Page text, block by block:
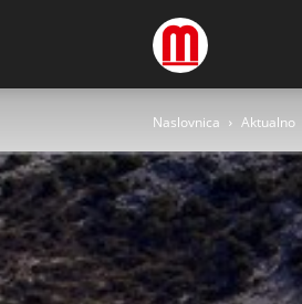
Megamedia
Naslovnica Aktualno